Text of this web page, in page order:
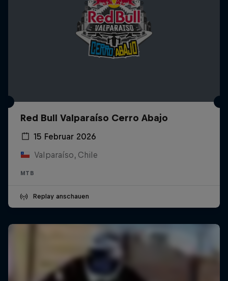
Red Bull Valparaíso Cerro Abajo
15 Februar 2026
Valparaíso, Chile
MTB
Replay anschauen